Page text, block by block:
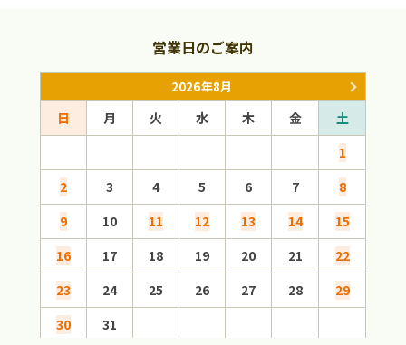
営業日のご案内
2026年8月
日 月 火 水 木 金
土
1
2
3 4 5 6 7
8
9
10 11 12 13 14
15
16
17 18 19 20 21
22
23
24 25 26 27 28
29
30
31